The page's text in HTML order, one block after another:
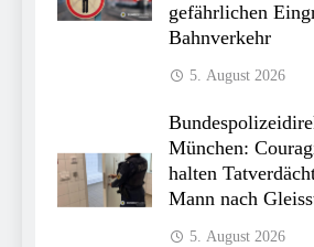
gefährlichen
Bahnverkehr
5. August 2026
München:
halten
Mann nach
5. August 2026